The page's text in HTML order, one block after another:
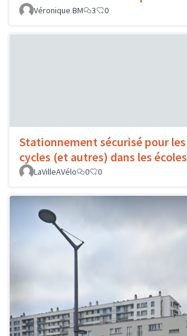
Véronique BM 3 0
Stationnement sécurisé pour les
cycles (et autres) dans les écoles
LaVilleAVélo
0 0